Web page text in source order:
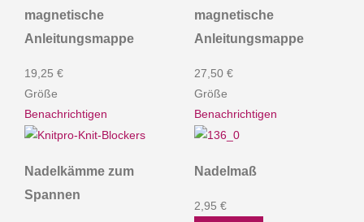
magnetische
Anleitungsmappe
19,25 €
Größe
Benachrichtigen
magnetische
Anleitungsmappe
27,50 €
Größe
Benachrichtigen
Nadelkämme zum
Spannen
Nadelmaß
2,95 €